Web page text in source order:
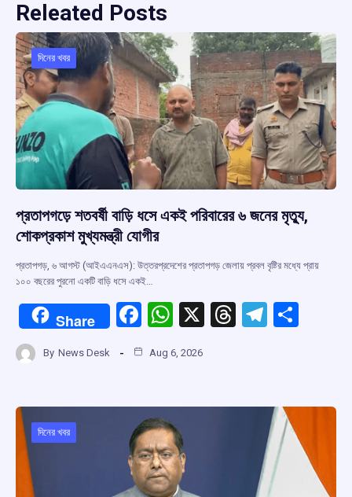
Releated Posts
দিনের খবর
প্রতাপগড়ে শতবর্ষী বাড়ি ধসে একই পরিবারের ৬ জনের মৃত্যু,
শোকপ্রকাশ মুখ্যমন্ত্রী যোগীর
প্রতাপগড়, ৬ আগস্ট (আইএএনএস): উত্তরপ্রদেশের প্রতাপগড় জেলায় প্রবল বৃষ্টির মধ্যে প্রায়
১০০ বছরের পুরনো একটি বাড়ি ধসে একই…
Share
F
ce
o
o
k
W
at
A
p
p
X
T
d
T
a
m
By News Desk Aug 6, 2026
দিনের খবর